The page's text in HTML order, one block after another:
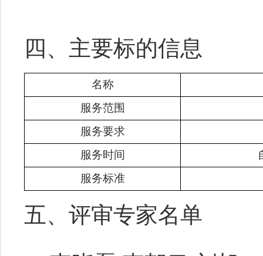
四、主要标的信息
名称
服务范围
服务要求
服务时间
服务标准
五、评审专家名单